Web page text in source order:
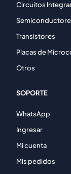
Circuitos
Transistores
Placas de
Otros
SOPORTE
WhatsApp
Ingresar
Mi cuenta
Mis pedidos